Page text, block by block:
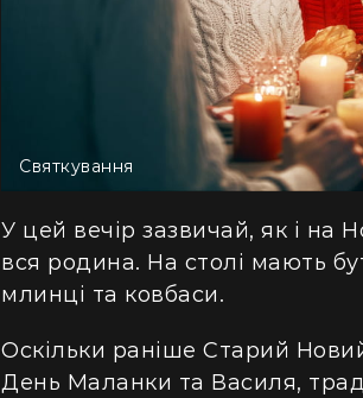
ПОДОРОЖІ
сотнями туристів в ущелині впали
(відео)
Святкування
У цей вечір зазвичай, як і на
вся родина. На столі мають
млинці та ковбаси.
Оскільки раніше Старий
День Маланки та Василя,